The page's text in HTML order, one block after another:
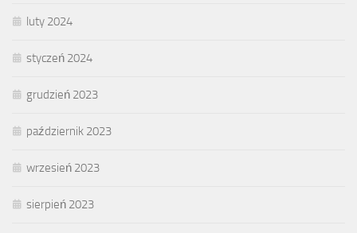
luty 2024
styczeń 2024
grudzień 2023
październik 2023
wrzesień 2023
sierpień 2023